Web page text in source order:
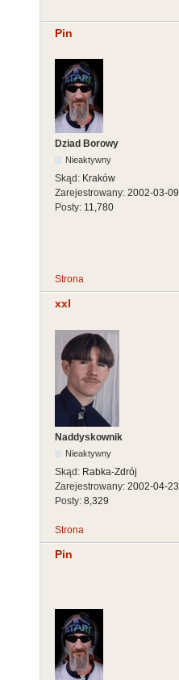
Pin
Dziad Borowy
Nieaktywny
Skąd: Kraków
Zarejestrowany: 2002-03-09
Posty: 11,780
Strona
xxl
Naddyskownik
Nieaktywny
Skąd: Rabka-Zdrój
Zarejestrowany: 2002-04-23
Posty: 8,329
Strona
Pin